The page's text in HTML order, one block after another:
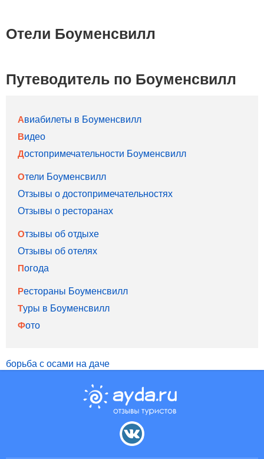
Отели Боуменсвилл
Путеводитель по Боуменсвилл
Авиабилеты в Боуменсвилл
Видео
Достопримечательности Боуменсвилл
Отели Боуменсвилл
Отзывы о достопримечательностях
Отзывы о ресторанах
Отзывы об отдыхе
Отзывы об отелях
Погода
Рестораны Боуменсвилл
Туры в Боуменсвилл
Фото
борьба с осами на даче